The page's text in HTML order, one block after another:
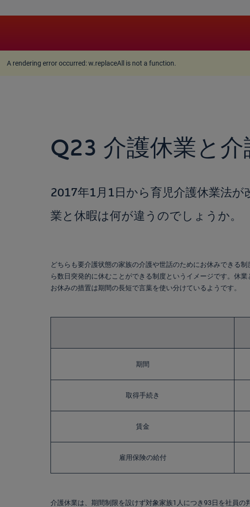
A rendering error occurred:w.replaceAll is not a function.
A rendering error occurred:w.replaceAll is not a function.
Q23 介護休業と
2017年1月1日から育児介護休業法
業と休暇は何が違うのでしょうか。
どちらも要介護状態の家族の介護や世話のためにお休みできる
ら数日突発的に休むことができる制度というイメージです。休
お休みの措置は期間の長短で言葉を使い分けているようです。
期間
取得手続き
賃金
雇用保険の給付
介護休業は、期間制限を設けず対象家族1人につき93日を社員